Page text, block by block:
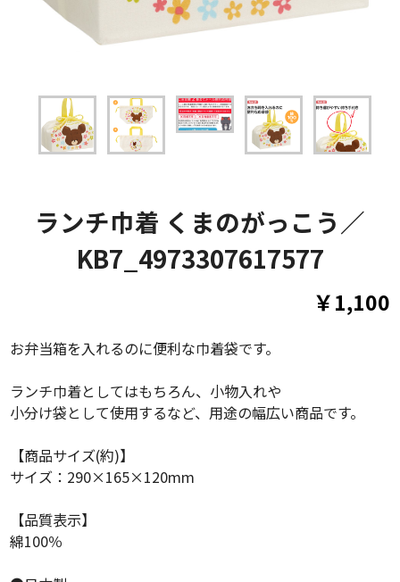
ランチ巾着 くまのがっこう／
KB7_4973307617577
￥1,100
お弁当箱を入れるのに便利な巾着袋です。
ランチ巾着としてはもちろん、小物入れや
小分け袋として使用するなど、用途の幅広い商品です。
【商品サイズ(約)】
サイズ：290×165×120mm
【品質表示】
綿100％